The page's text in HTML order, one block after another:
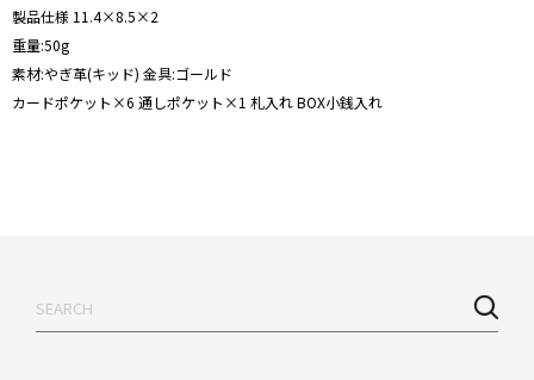
製品仕様 11.4×8.5×2
重量:50g
素材:やぎ革(キッド) 金具:ゴールド
カードポケット×6 通しポケット×1 札入れ BOX小銭入れ